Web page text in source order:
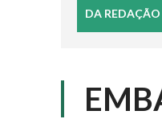
DA REDAÇÃO